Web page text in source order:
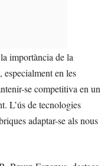
importància de la
en les
se competitiva en un
L’ús de tecnologies
adaptar-se als nous